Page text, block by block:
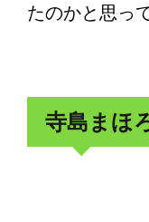
たのかと思っ
寺島まほ